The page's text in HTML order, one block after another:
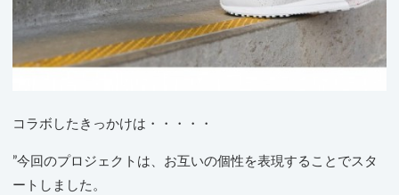
コラボしたきっかけは・・・・・
”今回のプロジェクトは、お互いの個性を表現することでスタ
ートしました。